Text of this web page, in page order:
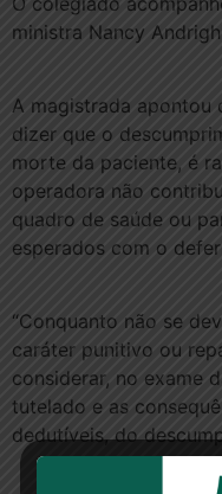
ministra Nancy
A magistrada apontou
dizer que o
morte da paciente, é
operadora não
quadro de saúde ou
esperados com o
“Conquanto não se
caráter punitivo ou
considerar, no exame
tutelado e as
dedutíveis, do